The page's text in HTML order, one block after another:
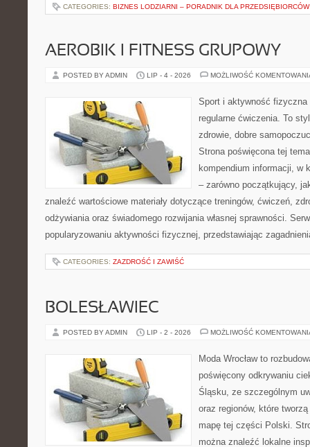
CATEGORIES: BIZNES LODZIARNI – PORADNIK DLA PRZEDSIĘBIORCÓW
AEROBIK I FITNESS GRUPOWY
POSTED BY ADMIN LIP - 4 - 2026 MOŻLIWOŚĆ
Sport i aktywność
regularne ćwiczenia. To
zdrowie, dobre
Strona poświęcona tej
kompendium informacji, w
– zarówno początkujący,
znaleźć wartościowe materiały dotyczące treningów, ćwiczeń,
odżywiania oraz świadomego rozwijania własnej sprawności.
popularyzowaniu aktywności fizycznej, przedstawiając
CATEGORIES: ZAZDROŚĆ I ZAWIŚĆ
BOLESŁAWIEC
POSTED BY ADMIN LIP - 2 - 2026 MOŻLIWOŚĆ
Moda Wrocław to
poświęcony odkrywaniu
Śląsku, ze szczególnym
oraz regionów, które
mapę tej części Polski.
można znaleźć lokalne